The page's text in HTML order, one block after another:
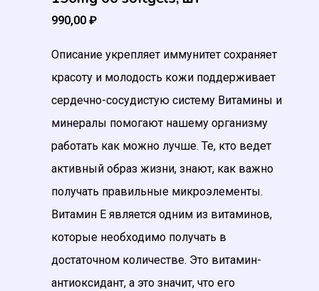
990,00 ₽
Описание укрепляет иммунитет сохраняет
красоту и молодость кожи поддерживает
сердечно-сосудистую систему Витамины и
минералы помогают нашему организму
работать как можно лучше. Те, кто ведет
активный образ жизни, знают, как важно
получать правильные микроэлементы.
Витамин Е является одним из витаминов,
которые необходимо получать в
достаточном количестве. Это витамин-
антиоксидант, а это значит, что его